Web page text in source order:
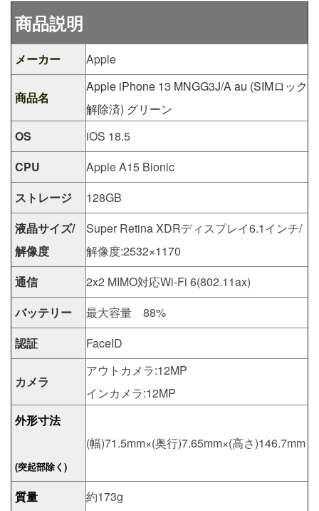
商品説明
メーカー Apple
商品名
Apple iPhone 13 MNGG3J/A au (SIMロック
解除済) グリーン
OS
iOS 18.5
CPU
Apple A15 Bionic
ストレージ
128GB
液晶サイズ/
解像度
Super Retina XDRディスプレイ6.1インチ/
解像度:2532×1170
通信
2x2 MIMO対応Wi-Fi 6(802.11ax)
バッテリー
最大容量 88%
認証
FaceID
カメラ
アウトカメラ:12MP
インカメラ:12MP
外形寸法
(突起部除く)
(幅)71.5mm×(奥行)7.65mm×(高さ)146.7mm
質量 約173g